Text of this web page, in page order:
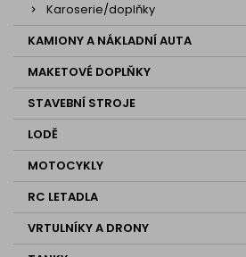
Karoserie/doplňky
KAMIONY A NÁKLADNÍ AUTA
MAKETOVÉ DOPLŇKY
STAVEBNÍ STROJE
LODĚ
MOTOCYKLY
RC LETADLA
VRTULNÍKY A DRONY